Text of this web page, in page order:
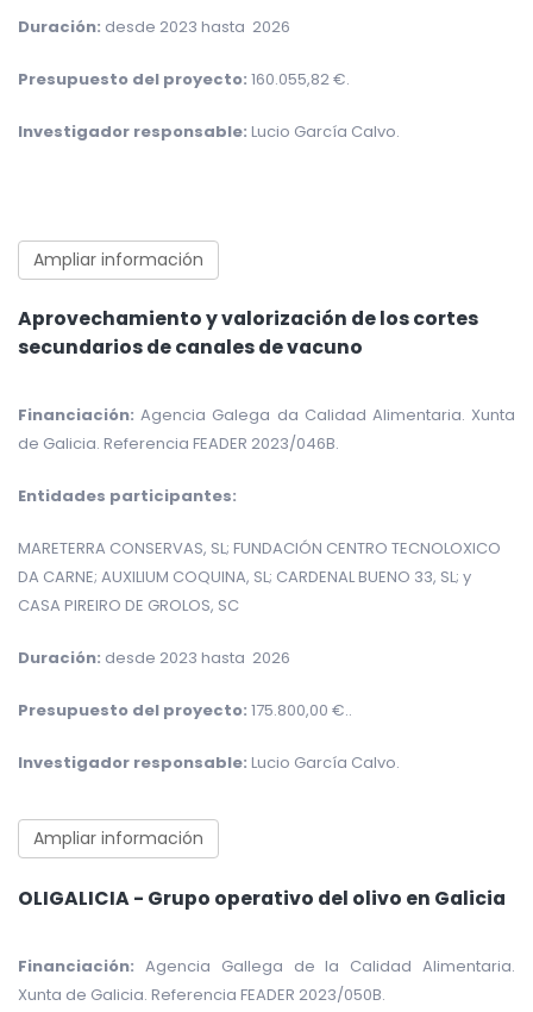
Duración: desde 2023 hasta 2026
Presupuesto del proyecto: 160.055,82 €.
Investigador responsable: Lucio García Calvo.
Ampliar información
Aprovechamiento y valorización de los cortes
secundarios de canales de vacuno
Financiación:Agencia Galega da Calidad Alimentaria. Xunta
de Galicia. Referencia FEADER 2023/046B.
Entidades participantes:
MARETERRA CONSERVAS, SL; FUNDACIÓN CENTRO TECNOLOXICO
DA CARNE; AUXILIUM COQUINA, SL; CARDENAL BUENO 33, SL; y
CASA PIREIRO DE GROLOS, SC
Duración: desde 2023 hasta 2026
Presupuesto del proyecto: 175.800,00 €..
Investigador responsable: Lucio García Calvo.
Ampliar información
OLIGALICIA - Grupo operativo del olivo en Galicia
Financiación: Agencia Gallega de la Calidad Alimentaria.
Xunta de Galicia. Referencia FEADER 2023/050B.